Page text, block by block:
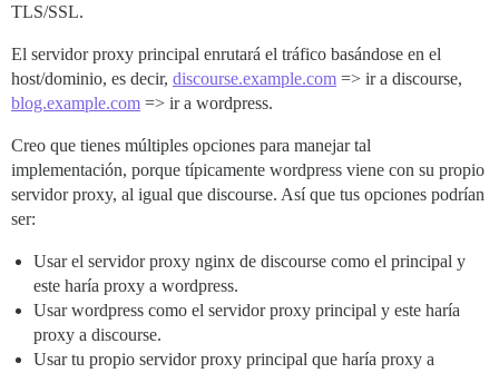
TLS/SSL.
El servidor proxy principal enrutará el tráfico basándose en el
host/dominio, es decir, discourse.example.com => ir a discourse,
blog.example.com => ir a wordpress.
Creo que tienes múltiples opciones para manejar tal
implementación, porque típicamente wordpress viene con su propio
servidor proxy, al igual que discourse. Así que tus opciones podrían
ser:
Usar el servidor proxy nginx de discourse como el principal y
este haría proxy a wordpress.
Usar wordpress como el servidor proxy principal y este haría
proxy a discourse.
Usar tu propio servidor proxy principal que haría proxy a